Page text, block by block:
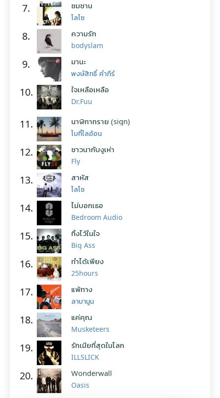
7. ซมซาน
โลโซ
8. ความรัก
bodyslam
9. มานะ
พงษ์สิทธิ์ คำภีร์
10. ใจเหลือเหลือ
Dr.Fuu
11. นาฬิกาทราย (sign)
โบกี้ไลอ้อน
12. ชาวนากับงูเห่า
Fly
13. สาหัส
โลโซ
14. ไม่บอกเธอ
Bedroom Audio
15. ทิ้งไว้ในใจ
Big Ass
16. ทำได้เพียง
25hours
17. แพ้ทาง
ลาบานูน
18. แค่คุณ
Musketeers
19. รักเมียที่สุดในโลก
ILLSLICK
20. Wonderwall
Oasis